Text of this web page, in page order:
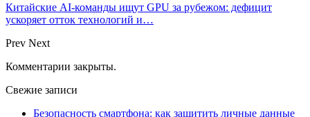
Китайские AI-команды ищут GPU за рубежом: дефицит
ускоряет отток технологий и…
Prev Next
Комментарии закрыты.
Свежие записи
Безопасность смартфона: как защитить личные данные